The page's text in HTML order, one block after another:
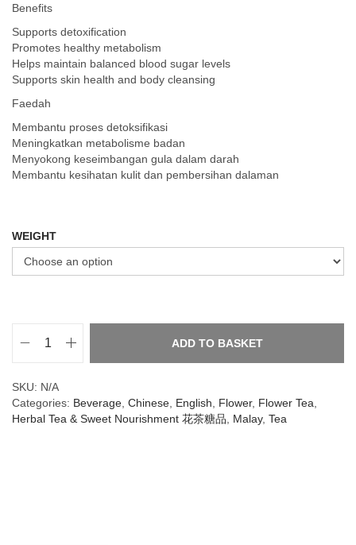
Benefits
Supports detoxification
Promotes healthy metabolism
Helps maintain balanced blood sugar levels
Supports skin health and body cleansing
Faedah
Membantu proses detoksifikasi
Meningkatkan metabolisme badan
Menyokong keseimbangan gula dalam darah
Membantu kesihatan kulit dan pembersihan dalaman
WEIGHT
ADD TO BASKET
SKU: N/A
Categories: Beverage Chinese English Flower, Flower Tea
Herbal Tea & Sweet Nourishment 花茶糖品
Malay, Tea